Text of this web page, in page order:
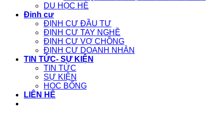
DU HỌC HÈ
Định cư
ĐỊNH CƯ ĐẦU TƯ
ĐỊNH CƯ TAY NGHỀ
ĐỊNH CƯ VỢ CHỒNG
ĐỊNH CƯ DOANH NHÂN
TIN TỨC- SỰ KIỆN
TIN TỨC
SỰ KIỆN
HỌC BỔNG
LIÊN HỆ